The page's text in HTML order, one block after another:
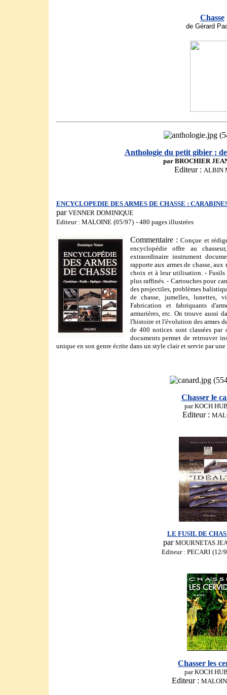
Chasse
de Gérard
Anthologie du petit gibier :
par BROCHIER
Editeur : ALBIN
ENCYCLOPEDIE DES ARMES DE CHASSE :
par VENNER DOMINIQUE
Editeur : MALOINE (05/97) - 480 pages illustrées
Commentaire :Conçue et
encyclopédie offre au
extraordinaire instrument
rapporte aux armes de chasse,
choix et à leur utilisation. - Fusils
plus raffinés. - Cartouches pour
des projectiles, problèmes
de chasse, jumelles, lunettes,
Fabrication et fabriquants
armurières, etc. On trouve aussi
l'histoire et l'évolution des armes
de 400 notices sont classées
documents permet de retrouver
unique en son genre écrite dans un style clair et servie par
Chasser le
par KOCH
Editeur :
LE FUSIL DE
par MOURNETAS
Editeur : PECARI (12/
Chasser les
par KOCH
Editeur :